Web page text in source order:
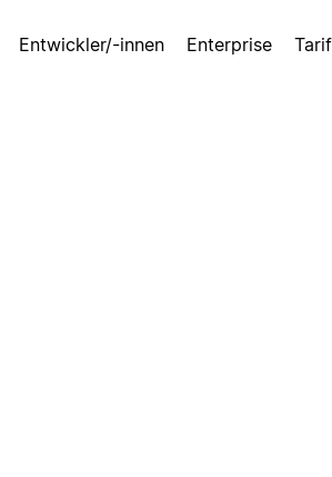
Entwickler/-innen Enterprise